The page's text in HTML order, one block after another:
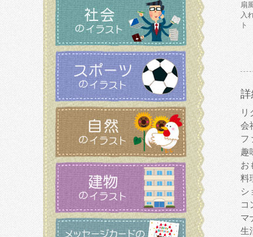
扇
入
ト
リ
会
フ
趣
お
料
シ
コ
マ
生